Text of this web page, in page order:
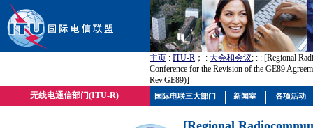
主页 : ITU-R ； : 大会和会议; : : [Regional
Conference for the Revision of the GE89
Rev.GE89)]
无线电通信部门(ITU-R)
[Regional
国际电联三大部门 新闻室 各项活动